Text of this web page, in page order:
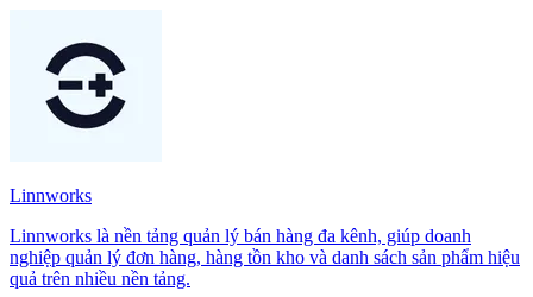
Linnworks
Linnworks là nền tảng quản lý bán hàng đa kênh, giúp doanh
nghiệp quản lý đơn hàng, hàng tồn kho và danh sách sản phẩm hiệu
quả trên nhiều nền tảng.